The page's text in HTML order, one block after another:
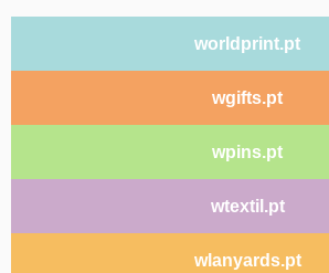
worldprint.pt
wgifts.pt
wpins.pt
wtextil.pt
wlanyards.pt